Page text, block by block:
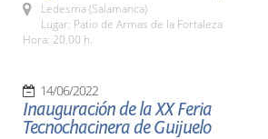
Ledesma (Salamanca)
Lugar: Patio de Armas de la Fortaleza
Hora: 20.00 h.
14/06/2022
Inauguración de la XX Feria
Tecnochacinera de Guijuelo